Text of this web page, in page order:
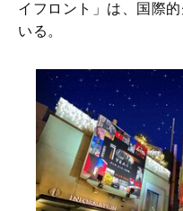
イフロント」は、国際
いる。